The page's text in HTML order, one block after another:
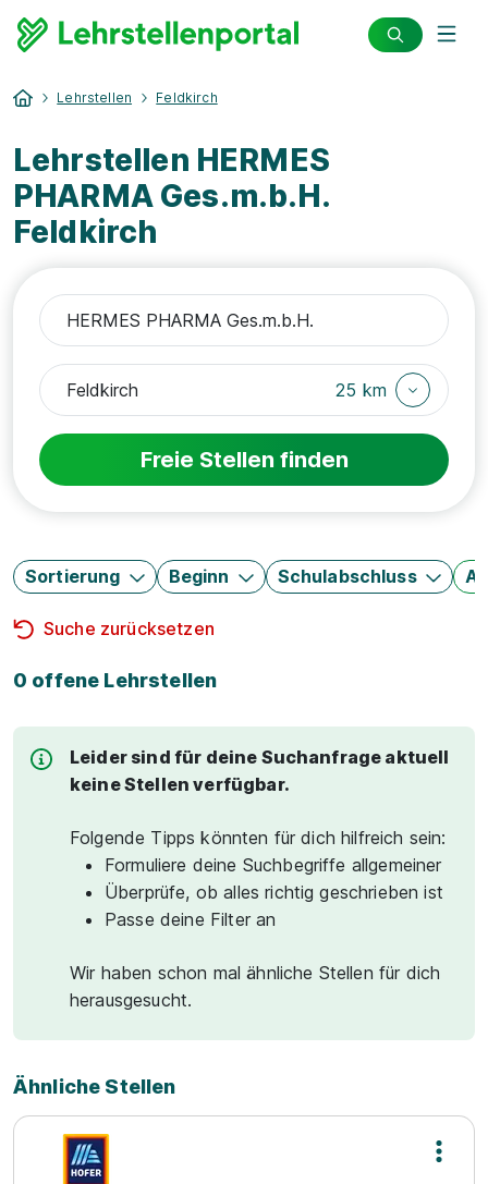
Lehrstellen Feldkirch
Lehrstellen HERMES
PHARMA Ges.m.b.H.
Feldkirch
25 km
Freie Stellen finden
Sortierung Beginn Schulabschluss
Suche zurücksetzen
0 offene Lehrstellen
Leider sind für deine Suchanfrage aktuell
keine Stellen verfügbar.
Folgende Tipps könnten für dich hilfreich sein:
Formuliere deine Suchbegriffe allgemeiner
Überprüfe, ob alles richtig geschrieben ist
Passe deine Filter an
Wir haben schon mal ähnliche Stellen für dich
herausgesucht.
Ähnliche Stellen